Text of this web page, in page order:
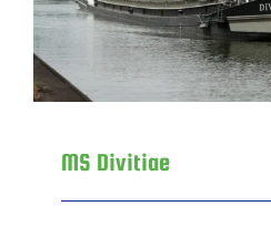
MS Divitiae